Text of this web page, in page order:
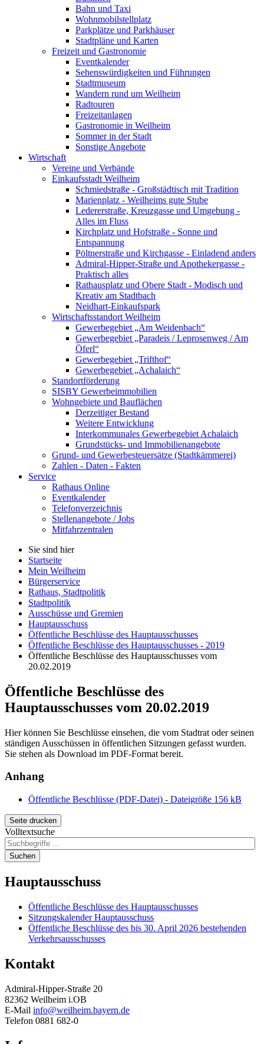
Bahn und Taxi
Wohnmobilstellplatz
Parkplätze und Parkhäuser
Stadtpläne und Karten
Freizeit und Gastronomie
Eventkalender
Sehenswürdigkeiten und Führungen
Stadtmuseum
Wandern rund um Weilheim
Radtouren
Freizeitanlagen
Gastronomie in Weilheim
Sommer in der Stadt
Sonstige Angebote
Wirtschaft
Vereine und Verbände
Einkaufsstadt Weilheim
Schmiedstraße - Großstädtisch mit Tradition
Marienplatz - Weilheims gute Stube
Ledererstraße, Kreuzgasse und Umgebung -
Alles im Fluss
Kirchplatz und Hofstraße - Sonne und
Entspannung
Pöltnerstraße und Kirchgasse - Einladend anders
Admiral-Hipper-Straße und Apothekergasse -
Praktisch alles
Rathausplatz und Obere Stadt - Modisch und
Kreativ am Stadtbach
Neidhart-Einkaufspark
Wirtschaftsstandort Weilheim
Gewerbegebiet „Am Weidenbach“
Gewerbegebiet „Paradeis / Leprosenweg / Am
Öferl“
Gewerbegebiet „Trifthof“
Gewerbegebiet „Achalaich“
Standortförderung
SISBY Gewerbeimmobilien
Wohngebiete und Bauflächen
Derzeitiger Bestand
Weitere Entwicklung
Interkommunales Gewerbegebiet Achalaich
Grundstücks- und Immobilienangebote
Grund- und Gewerbesteuersätze (Stadtkämmerei)
Zahlen - Daten - Fakten
Service
Rathaus Online
Eventkalender
Telefonverzeichnis
Stellenangebote / Jobs
Mitfahrzentralen
Sie sind hier
Startseite
Mein Weilheim
Bürgerservice
Rathaus, Stadtpolitik
Stadtpolitik
Ausschüsse und Gremien
Hauptausschuss
Öffentliche Beschlüsse des Hauptausschusses
Öffentliche Beschlüsse des Hauptausschusses - 2019
Öffentliche Beschlüsse des Hauptausschusses vom
20.02.2019
Öffentliche Beschlüsse des
Hauptausschusses vom 20.02.2019
Hier können Sie Beschlüsse einsehen, die vom Stadtrat oder seinen
ständigen Ausschüssen in öffentlichen Sitzungen gefasst wurden.
Sie stehen als Download im PDF-Format bereit.
Anhang
Öffentliche Beschlüsse (PDF-Datei) - Dateigröße 156 kB
Seite drucken
Volltextsuche
Suchen
Hauptausschuss
Öffentliche Beschlüsse des Hauptausschusses
Sitzungskalender Hauptausschuss
Öffentliche Beschlüsse des bis 30. April 2026 bestehenden
Verkehrsausschusses
Kontakt
Admiral-Hipper-Straße 20
82362 Weilheim i.OB
E-Mail info@weilheim.bayern.de
Telefon 0881 682-0